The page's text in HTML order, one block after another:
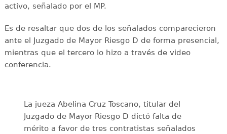
activo, señalado por el MP.
Es de resaltar que dos de los señalados comparecieron
ante el Juzgado de Mayor Riesgo D de forma presencial,
mientras que el tercero lo hizo a través de video
conferencia.
La jueza Abelina Cruz Toscano, titular del
Juzgado de Mayor Riesgo D dictó falta de
mérito a favor de tres contratistas señalados